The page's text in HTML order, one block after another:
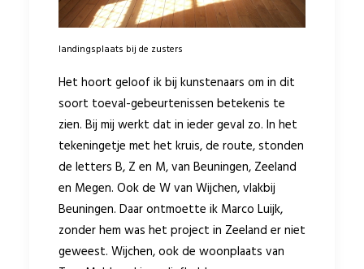
landingsplaats bij de zusters
Het hoort geloof ik bij kunstenaars om in dit
soort toeval-gebeurtenissen betekenis te
zien. Bij mij werkt dat in ieder geval zo. In het
tekeningetje met het kruis, de route, stonden
de letters B, Z en M, van Beuningen, Zeeland
en Megen. Ook de W van Wijchen, vlakbij
Beuningen. Daar ontmoette ik Marco Luijk,
zonder hem was het project in Zeeland er niet
geweest. Wijchen, ook de woonplaats van